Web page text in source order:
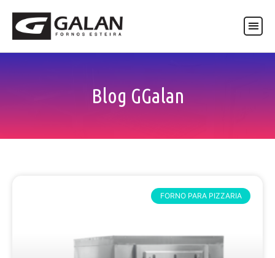
Blog GGalan
FORNO PARA PIZZARIA